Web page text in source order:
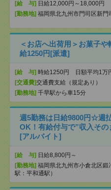
[給 与] 日給12,000円～18,000円
[勤務地] 福岡県北九州市門司区新門
＜お店へ出荷用＞お菓子
給1250円[派遣]
[給 与] 時給1250円 日額平均1万
[交通費]交通費支給（規定あり）
[勤務地] 千早駅から車15分
週5勤務は日給9800円☆週
OK！有給付与で”収入その
[アルバイト]
[給 与] 日給8,800円～
[勤務地] 福岡県北九州市小倉北区鍛
駅：平和通駅）